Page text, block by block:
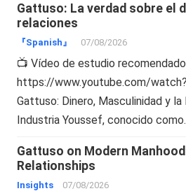
Gattuso: La verdad sobre el
relaciones
『Spanish』 07/08/2026
📺 Vídeo de estudio
https://www.youtube.com/
Gattuso: Dinero, Masculinidad y
Industria Youssef, conocido
Gattuso on Modern
Relationships
Insights 07/08/2026